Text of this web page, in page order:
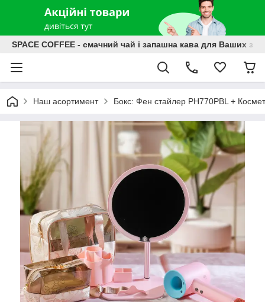
SPACE COFFEE - смачний чай і запашна кава для Ваших
Наш асортимент Бокс: Фен стайлер PH770PBL +